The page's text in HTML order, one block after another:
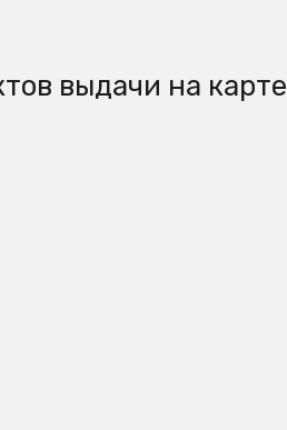
выдачи на карте